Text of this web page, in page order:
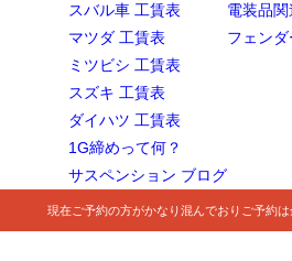
スバル車 工賃表
マツダ 工賃表
ミツビシ 工賃表
スズキ 工賃表
ダイハツ 工賃表
1G締めって何？
サスペンション ブログ
電装品関
フェン
現在ご予約の方がかなり混んでおりご予約